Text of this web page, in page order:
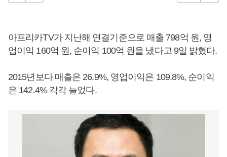
아프리카TV가 지난해 연결기준으로 매출 798억 원, 영
업이익 160억 원, 순이익 100억 원을 냈다고 9일 밝혔다.
2015년보다 매출은 26.9%, 영업이익은 109.8%, 순이익
은 142.4% 각각 늘었다.